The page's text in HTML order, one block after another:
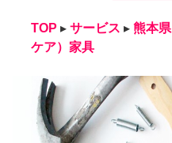
TOP ▸ サービス ▸ 熊本県
ケア）家具